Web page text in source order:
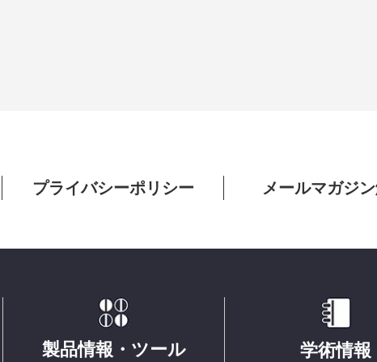
プライバシーポリシー メールマガジ
製品情報・ツール 学術情報